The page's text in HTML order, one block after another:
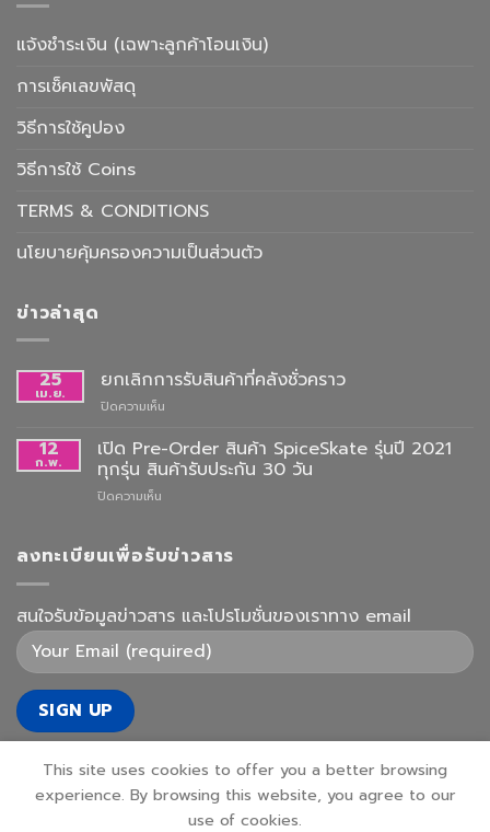
แจ้งชำระเงิน (เฉพาะลูกค้าโอนเงิน)
การเช็คเลขพัสดุ
วิธีการใช้คูปอง
วิธีการใช้ Coins
TERMS & CONDITIONS
นโยบายคุ้มครองความเป็นส่วนตัว
ข่าวล่าสุด
25
เม.ย.
ยกเลิกการรับสินค้าที่คลังชั่วคราว
ปิดความเห็น
การ
รับ
สินค้า
12
ก.พ.
เปิด Pre-Order สินค้า SpiceSkate รุ่นปี 2021
ทุกรุ่น สินค้ารับประกัน 30 วัน
ปิดความเห็น
Order
ปี
2021
ทุก
ประกัน
วัน
ลงทะเบียนเพื่อรับข่าวสาร
สนใจรับข้อมูลข่าวสาร และโปรโมชั่นของเราทาง email
This site uses cookies to offer you a better browsing
experience. By browsing this website, you agree to our
use of cookies.